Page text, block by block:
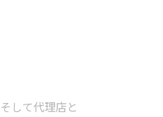
して代理店と